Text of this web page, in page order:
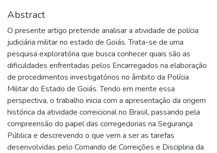
Abstract
O presente artigo pretende analisar a atividade de polícia
judiciária militar no estado de Goiás. Trata-se de uma
pesquisa exploratória que busca conhecer quais são as
dificuldades enfrentadas pelos Encarregados na elaboração
de procedimentos investigatórios no âmbito da Polícia
Militar do Estado de Goiás. Tendo em mente essa
perspectiva, o trabalho inicia com a apresentação da origem
histórica da atividade correicional no Brasil, passando pela
compreensão do papel das corregedorias na Segurança
Pública e descrevendo o que vem a ser as tarefas
desenvolvidas pelo Comando de Correições e Disciplina da